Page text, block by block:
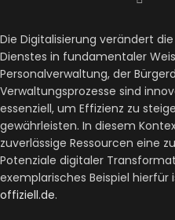
Die Digitalisierung verändert
Dienstes in fundamentaler
Personalverwaltung, der
Verwaltungsprozesse sind
essenziell, um Effizienz zu
gewährleisten. In diesem
zuverlässige Ressourcen eine
Potenziale digitaler
exemplarisches Beispiel
offiziell.de.